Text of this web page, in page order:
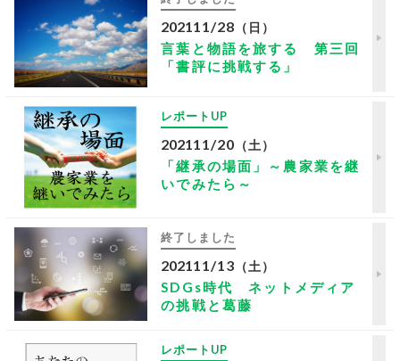
2021 11/28 （日）
言葉と物語を旅する 第三回
「書評に挑戦する」
レポートUP
202111/20 （土）
「継承の場面」～農家業を継
いでみたら～
終了しました
2021 11/13 （土）
SDGs時代 ネットメディア
の挑戦と葛藤
レポートUP